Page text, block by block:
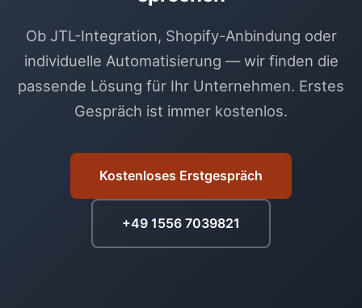
Ob JTL-Integration, Shopify-Anbindung oder
individuelle Automatisierung — wir finden die
passende Lösung für Ihr Unternehmen. Erstes
Gespräch ist immer kostenlos.
Kostenloses Erstgespräch
+49 1556 7039821